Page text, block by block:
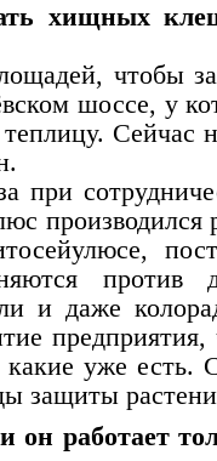
хищных
чтобы
шоссе, у
Сейчас
при
производился
против
и даже
предприятия,
какие уже есть.
защиты
работает